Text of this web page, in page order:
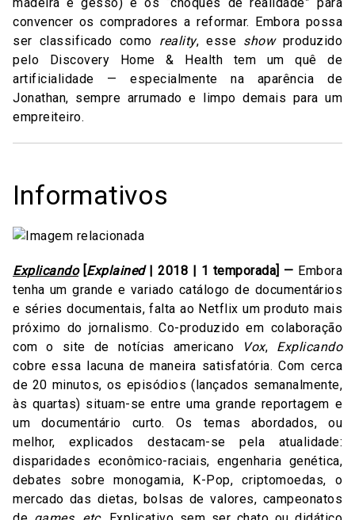
convencer os compradores a reformar. Embora possa
ser classificado como reality, esse showproduzido
pelo Discovery Home & Health tem um quê de
artificialidade — especialmente na aparência de
Jonathan, sempre arrumado e limpo demais para um
empreiteiro.
Informativos
Explicando[Explained| 2018 | 1 temporada] — Embora
tenha um grande e variado catálogo de documentários
e séries documentais, falta ao Netflix um produto mais
próximo do jornalismo. Co-produzido em colaboração
com o site de notícias americano
Vox, Explicando
cobre essa lacuna de maneira satisfatória. Com cerca
de 20 minutos, os episódios (lançados semanalmente,
às quartas) situam-se entre uma grande reportagem e
um documentário curto. Os temas abordados, ou
melhor, explicados destacam-se pela atualidade:
disparidades econômico-raciais, engenharia genética,
debates sobre monogamia, K-Pop, criptomoedas, o
mercado das dietas, bolsas de valores, campeonatos